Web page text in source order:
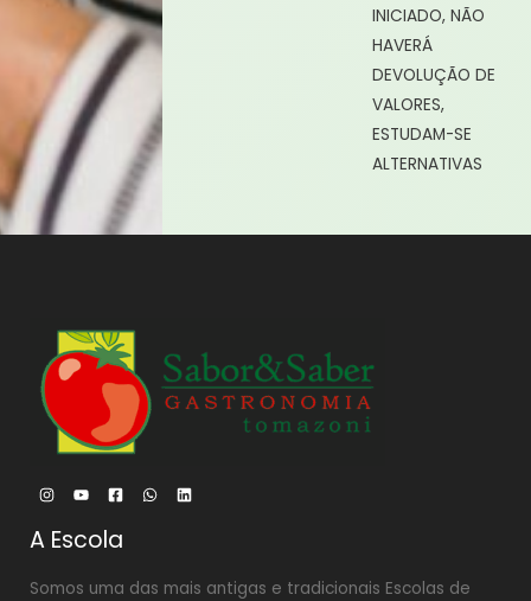
INICIADO, NÃO
HAVERÁ
DEVOLUÇÃO DE
VALORES,
ESTUDAM-SE
ALTERNATIVAS
A Escola
Somos uma das mais antigas e tradicionais Escolas de